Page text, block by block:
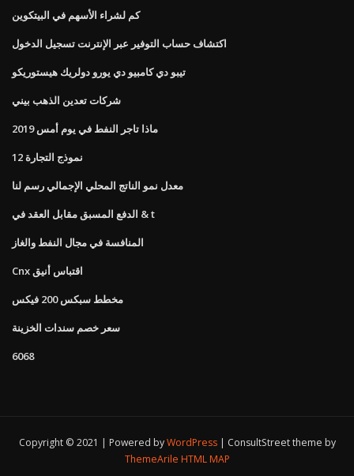
كم لشراء الأسهم في البيتكوين
اكتشاف حساب التوفير عبر الإنترنت تسجيل الدخول
تيبو دي كامبيو دي يورو دولريك هيستوريكو
شركات تعدين الذهب بيني
ماذا تاجر النفط في يوم أمس 2019
نموذج التجارة 12
معدل نمو الناتج المحلي الإجمالي رسم لنا
الدفع المسبق مقابل العقد في & t
المنافسة في مجال النفط والغاز
Cnx اقتباس أنيق
مخطط سبكس 200 فيكس
سعر خصم سندات الخزينة
6068
Copyright © 2021 | Powered byWordPress
ConsultStreet theme by
ThemeArile HTML MAP